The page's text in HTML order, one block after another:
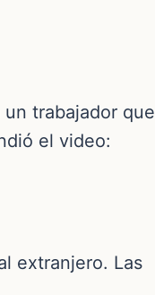
trabajador que
el video:
extranjero. Las